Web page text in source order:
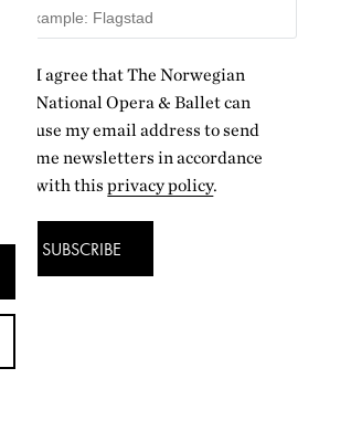
I agree that The Norwegian
National Opera & Ballet can
use my email address to send
me newsletters in accordance
with thisprivacy policy.
SUBSCRIBE